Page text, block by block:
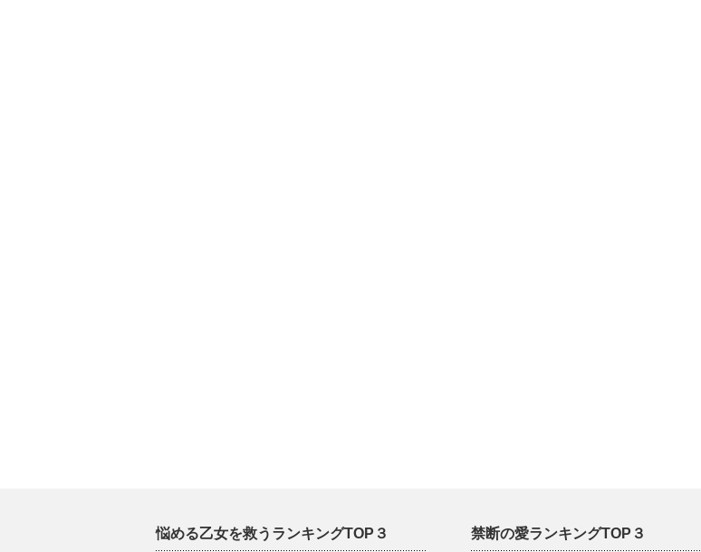
悩める乙女を救うランキングTOP３ 禁断の愛ランキングTOP３